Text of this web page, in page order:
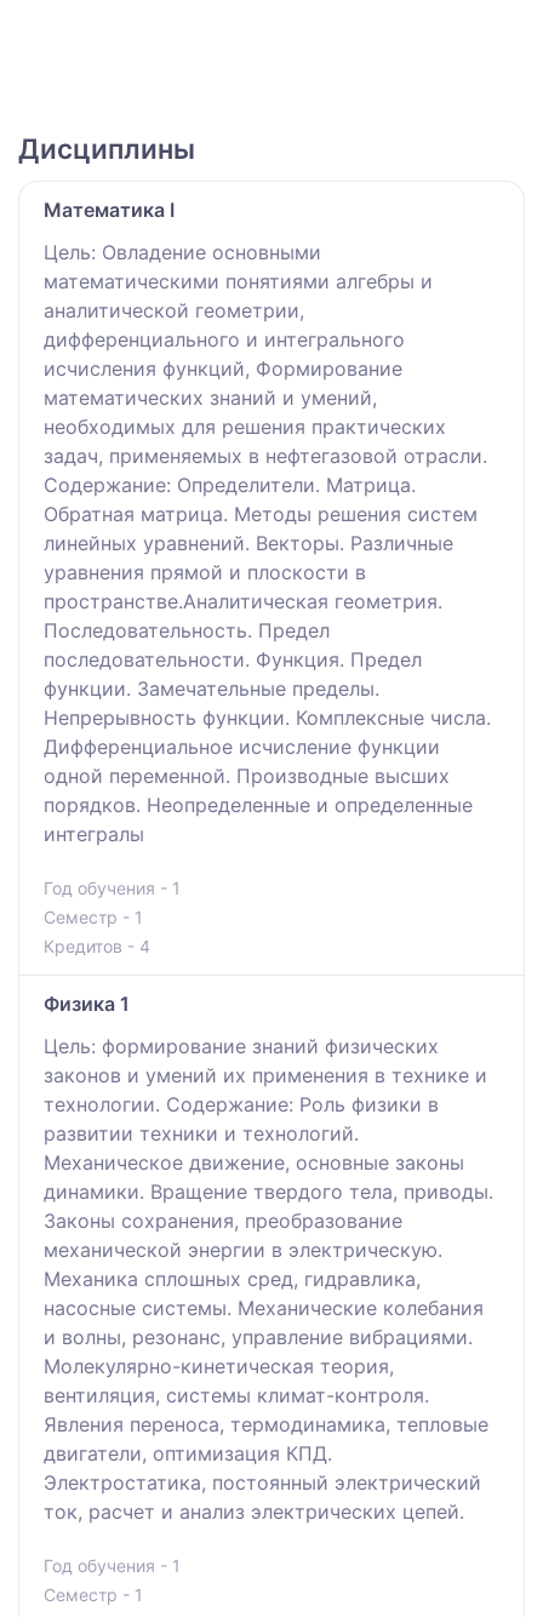
Дисциплины
Математика I
Цель: Овладение основными
математическими понятиями алгебры и
аналитической геометрии,
дифференциального и интегрального
исчисления функций, Формирование
математических знаний и умений,
необходимых для решения практических
задач, применяемых в нефтегазовой отрасли.
Содержание: Определители. Матрица.
Обратная матрица. Методы решения систем
линейных уравнений. Векторы. Различные
уравнения прямой и плоскости в
пространстве.Аналитическая геометрия.
Последовательность. Предел
последовательности. Функция. Предел
функции. Замечательные пределы.
Непрерывность функции. Комплексные числа.
Дифференциальное исчисление функции
одной переменной. Производные высших
порядков. Неопределенные и определенные
интегралы
Год обучения - 1
Семестр - 1
Кредитов - 4
Физика 1
Цель: формирование знаний физических
законов и умений их применения в технике и
технологии. Содержание: Роль физики в
развитии техники и технологий.
Механическое движение, основные законы
динамики. Вращение твердого тела, приводы.
Законы сохранения, преобразование
механической энергии в электрическую.
Механика сплошных сред, гидравлика,
насосные системы. Механические колебания
и волны, резонанс, управление вибрациями.
Молекулярно-кинетическая теория,
вентиляция, системы климат-контроля.
Явления переноса, термодинамика, тепловые
двигатели, оптимизация КПД.
Электростатика, постоянный электрический
ток, расчет и анализ электрических цепей.
Год обучения - 1
Семестр - 1